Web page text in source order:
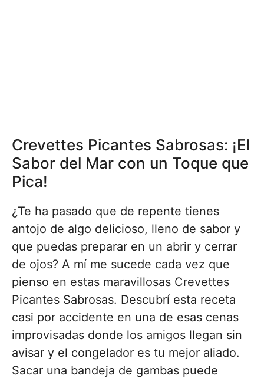
Crevettes Picantes Sabrosas: ¡El
Sabor del Mar con un Toque que
Pica!
¿Te ha pasado que de repente tienes
antojo de algo delicioso, lleno de sabor y
que puedas preparar en un abrir y cerrar
de ojos? A mí me sucede cada vez que
pienso en estas maravillosas Crevettes
Picantes Sabrosas. Descubrí esta receta
casi por accidente en una de esas cenas
improvisadas donde los amigos llegan sin
avisar y el congelador es tu mejor aliado.
Sacar una bandeja de gambas puede